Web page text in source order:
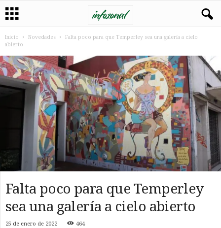
Inicio Novedades
Falta poco para que Temperley sea una galería a cielo
abierto
Falta poco para que Temperley
sea una galería a cielo abierto
25 de enero de 2022 464